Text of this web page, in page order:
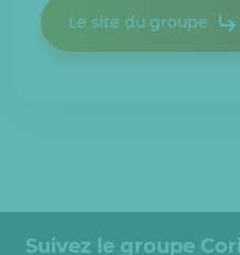
Le site du groupe
Suivez le groupe